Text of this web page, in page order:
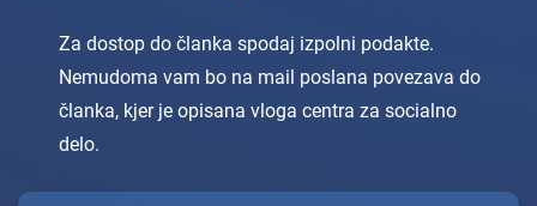
Za dostop do članka spodaj izpolni podakte.
Nemudoma vam bo na mail poslana povezava do
članka, kjer je opisana vloga centra za socialno
delo.